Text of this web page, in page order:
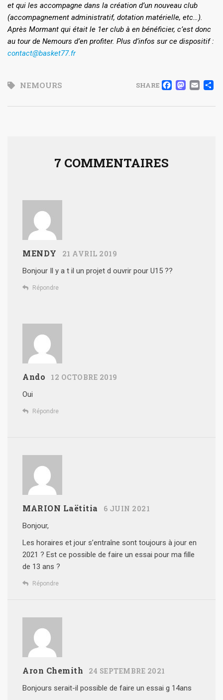
et qui les accompagne dans la création d’un nouveau club
(accompagnement administratif, dotation matérielle, etc…).
Après Mormant qui était le 1er club à en bénéficier, c’est donc
au tour de Nemours d’en profiter. Plus d’infos sur ce dispositif :
contact@basket77.fr
NEMOURS SHARE
7 COMMENTAIRES
MENDY 21 AVRIL 2019
Bonjour Il y a t il un projet d ouvrir pour U15 ??
Répondre
Ando 12 OCTOBRE 2019
Oui
Répondre
MARION Laëtitia 6 JUIN 2021
Bonjour,
Les horaires et jour s’entraîne sont toujours à jour en
2021 ? Est ce possible de faire un essai pour ma fille
de 13 ans ?
Répondre
Aron Chemith 24 SEPTEMBRE 2021
Bonjours serait-il possible de faire un essai g 14ans